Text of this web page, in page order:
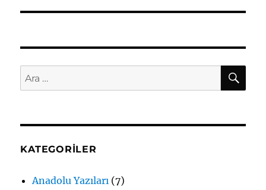
Ara:
KATEGORILER
Anadolu Yazıları (7)